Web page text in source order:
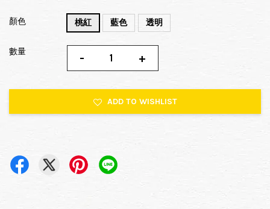
顏色 桃紅 藍色 透明
數量 - +
ADD TO WISHLIST